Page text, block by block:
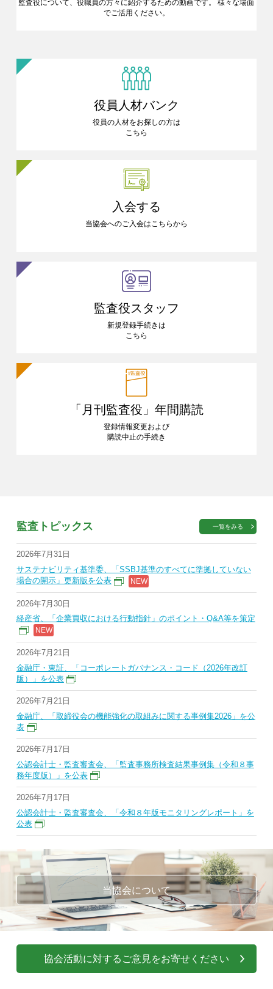
監査役について、役職員の方々に紹介するための動画です。
様々な場面
でご活用ください。
役員人材バンク
役員の人材をお探しの方は
こちら
入会する
当協会へのご入会はこちらから
監査役スタッフ
新規登録手続きは
こちら
「月刊監査役」 年間購読
登録情報変更および
購読中止の手続き
監査トピックス 一覧をみる
2026年7月31日
サステナビリティ基準委、「SSBJ基準のすべてに準拠していない
場合の開示」更新版を公表
2026年7月30日
経産省、「企業買収における行動指針」のポイント・Q&A等を策定
2026年7月21日
金融庁・東証、「コーポレートガバナンス・コード（2026年改訂
版）」を公表
2026年7月21日
金融庁、「取締役会の機能強化の取組みに関する事例集2026」を公
表
2026年7月17日
公認会計士・監査審査会、「監査事務所検査結果事例集（令和８事
務年度版）」を公表
2026年7月17日
公認会計士・監査審査会、「令和８年版モニタリングレポート」を
公表
当協会について
協会活動に対するご意見をお寄せください